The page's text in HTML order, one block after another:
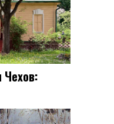
Чехов: